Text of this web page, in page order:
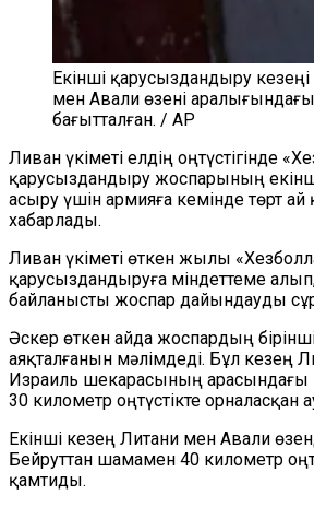
Екінші қарусыздандыру кезеңі
мен Авали өзені
бағытталған. / AP
Ливан үкіметі елдің оңтүстігінде
қарусыздандыру жоспарының
асыру үшін армияға кемінде төрт
хабарлады.
Ливан үкіметі өткен жылы
қарусыздандыруға міндеттеме
байланысты жоспар дайындауды
Әскер өткен айда жоспардың
аяқталғанын мәлімдеді. Бұл кезең
Израиль шекарасының арасындағы
30 километр оңтүстікте
Екінші кезең Литани мен Авали
Бейруттан шамамен 40 километр
қамтиды.